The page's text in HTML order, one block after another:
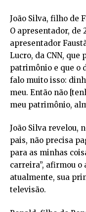
João Silva, filho de
O apresentador, de
apresentador
Lucro, da CNN,
patrimônio e que o
falo muito isso:
meu. Então não
meu patrimônio,
João Silva revelou,
pais, não precisa
para as minhas
carreira”, afirmou o
atualmente, sua
televisão.